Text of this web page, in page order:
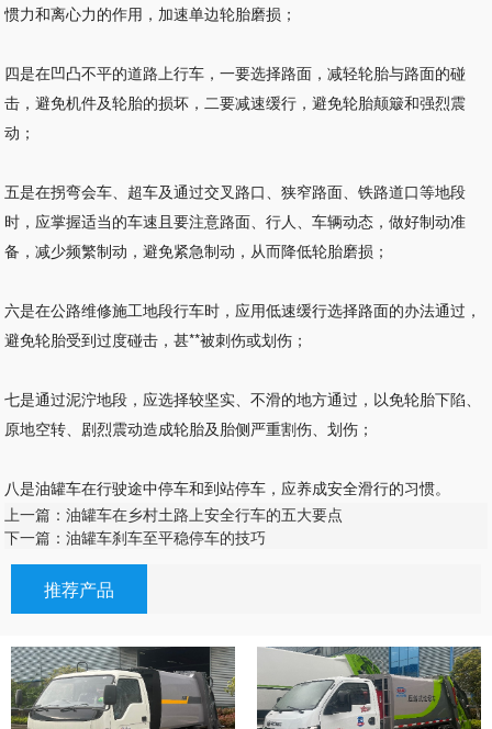
惯力和离心力的作用，加速单边轮胎磨损；
四是在凹凸不平的道路上行车，一要选择路面，减轻轮胎与路面的碰
击，避免机件及轮胎的损坏，二要减速缓行，避免轮胎颠簸和强烈震
动；
五是在拐弯会车、超车及通过交叉路口、狭窄路面、铁路道口等地段
时，应掌握适当的车速且要注意路面、行人、车辆动态，做好制动准
备，减少频繁制动，避免紧急制动，从而降低轮胎磨损；
六是在公路维修施工地段行车时，应用低速缓行选择路面的办法通过，
避免轮胎受到过度碰击，甚**被刺伤或划伤；
七是通过泥泞地段，应选择较坚实、不滑的地方通过，以免轮胎下陷、
原地空转、剧烈震动造成轮胎及胎侧严重割伤、划伤；
八是油罐车在行驶途中停车和到站停车，应养成安全滑行的习惯。
上一篇：油罐车在乡村土路上安全行车的五大要点
下一篇：油罐车刹车至平稳停车的技巧
推荐产品